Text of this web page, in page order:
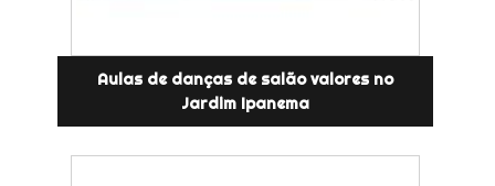
Aulas de danças de salão valores no
Jardim Ipanema